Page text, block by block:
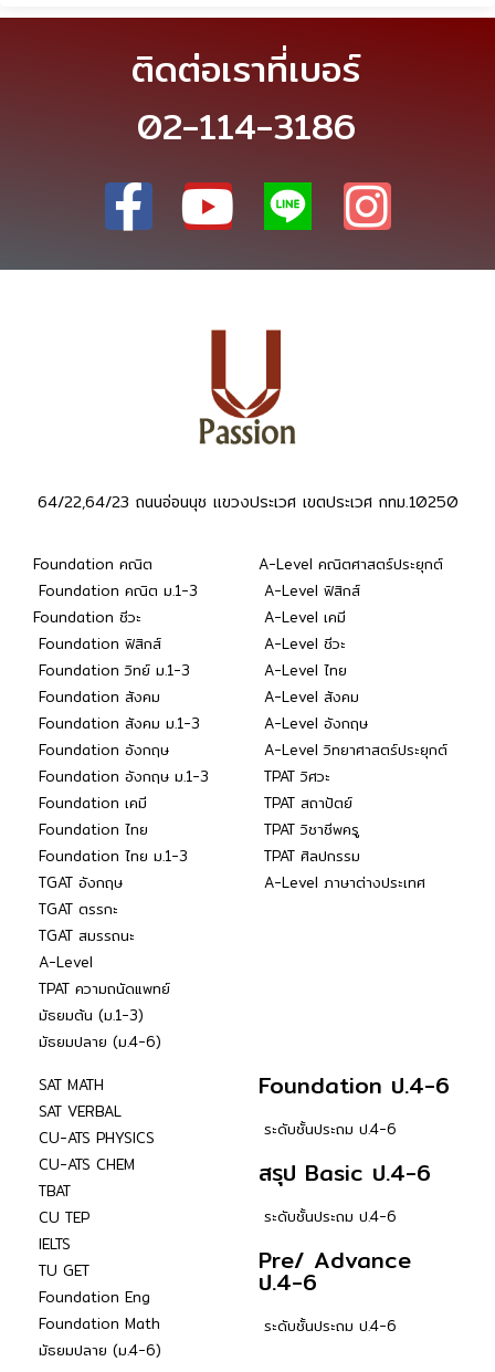
ติดต่อเราที่เบอร์
02-114-3186
64/22,64/23 ถนนอ่อนนุช แขวงประเวศ เขตประเวศ กทม.10250
Foundation คณิต
Foundation คณิต ม.1-3
Foundation ชีวะ
Foundation ฟิสิกส์
Foundation วิทย์ ม.1-3
Foundation สังคม
Foundation สังคม ม.1-3
Foundation อังกฤษ
Foundation อังกฤษ ม.1-3
Foundation เคมี
Foundation ไทย
Foundation ไทย ม.1-3
TGAT อังกฤษ
TGAT ตรรกะ
TGAT สมรรถนะ
A-Level
TPAT ความถนัดแพทย์
มัธยมต้น (ม.1-3)
มัธยมปลาย (ม.4-6)
A-Level คณิตศาสตร์ประยุกต์
A-Level ฟิสิกส์
A-Level เคมี
A-Level ชีวะ
A-Level ไทย
A-Level สังคม
A-Level อังกฤษ
A-Level วิทยาศาสตร์ประยุกต์
TPAT วิศวะ
TPAT สถาปัตย์
TPAT วิชาชีพครู
TPAT ศิลปกรรม
A-Level ภาษาต่างประเทศ
SAT MATH
SAT VERBAL
CU-ATS PHYSICS
CU-ATS CHEM
TBAT
CU TEP
IELTS
TU GET
Foundation Eng
Foundation Math
มัธยมปลาย (ม.4-6)
Foundation ป.4-6
ระดับชั้นประถม ป.4-6
สรุป Basic ป.4-6
ระดับชั้นประถม ป.4-6
Pre/ Advance
ป.4-6
ระดับชั้นประถม ป.4-6